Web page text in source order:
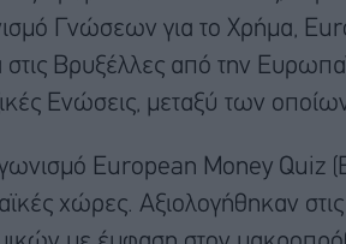
Γνώσεων για το Χρήμα,
Βρυξέλλες από την
Ενώσεις, μεταξύ των
European Money Quiz
χώρες. Αξιολογήθηκαν